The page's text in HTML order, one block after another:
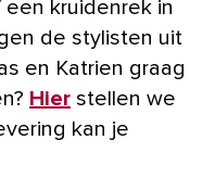
een kruidenrek in
de stylisten uit
en Katrien graag
Hier stellen we
kan je